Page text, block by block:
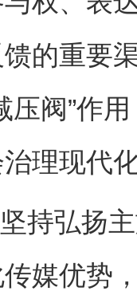
的重要
压阀”作
理现代
弘扬主
媒优势